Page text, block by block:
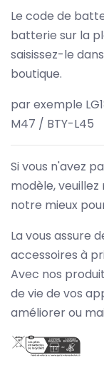
Le code de
batterie sur la
saisissez-le
boutique.
par exemple
M47 / BTY-L45
Si vous n'avez
modèle,
notre mieux
La vous assure
accessoires à
Avec nos
de vie de vos
améliorer ou